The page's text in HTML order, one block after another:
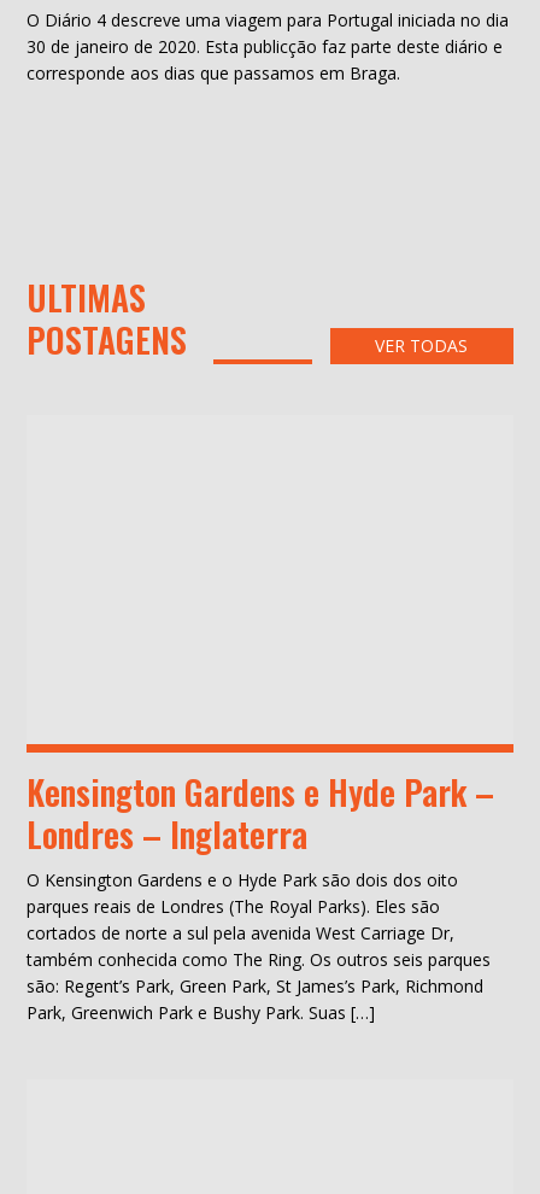
O Diário 4 descreve uma viagem para Portugal iniciada no dia
30 de janeiro de 2020. Esta publicção faz parte deste diário e
corresponde aos dias que passamos em Braga.
ULTIMAS
POSTAGENS
VER TODAS
Kensington Gardens e Hyde Park –
Londres – Inglaterra
O Kensington Gardens e o Hyde Park são dois dos oito
parques reais de Londres (The Royal Parks). Eles são
cortados de norte a sul pela avenida West Carriage Dr,
também conhecida como The Ring. Os outros seis parques
são: Regent’s Park, Green Park, St James’s Park, Richmond
Park, Greenwich Park e Bushy Park. Suas […]